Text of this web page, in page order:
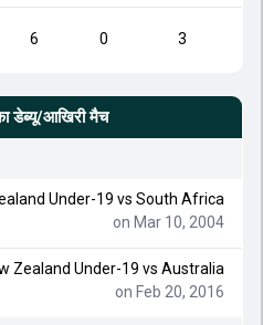
6 0 3
डेब्यू/आखिरी मैच
Under-19 vs South Africa
on Mar 10, 2004
Zealand Under-19 vs Australia
on Feb 20, 2016